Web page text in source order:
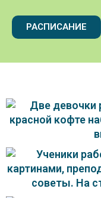
РАСПИСАНИЕ